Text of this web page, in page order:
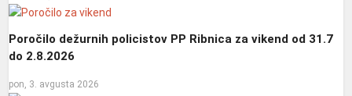
Poročilo dežurnih policistov PP Ribnica za vikend od 31.7
do 2.8.2026
pon, 3. avgusta 2026